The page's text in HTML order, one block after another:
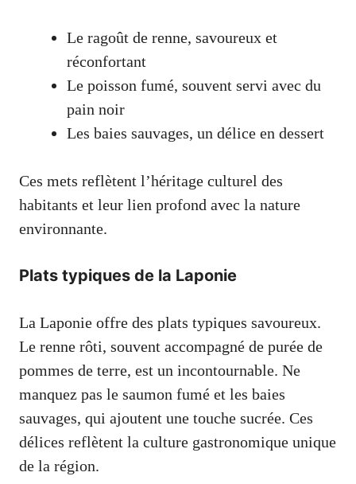
Le ragoût de renne, savoureux et
réconfortant
Le poisson fumé, souvent servi avec du
pain noir
Les baies sauvages, un délice en dessert
Ces mets reflètent l’héritage culturel des
habitants et leur lien profond avec la nature
environnante.
Plats typiques de la Laponie
La Laponie offre des plats typiques savoureux.
Le renne rôti, souvent accompagné de purée de
pommes de terre, est un incontournable. Ne
manquez pas le saumon fumé et les baies
sauvages, qui ajoutent une touche sucrée. Ces
délices reflètent la culture gastronomique unique
de la région.